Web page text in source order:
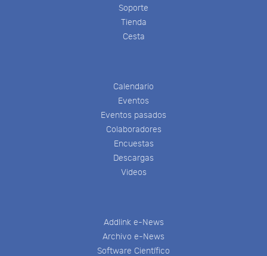
Soporte
Tienda
Cesta
Calendario
Eventos
Eventos pasados
Colaboradores
Encuestas
Descargas
Videos
Addlink e-News
Archivo e-News
Software Científico